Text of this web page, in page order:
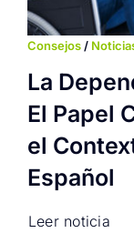
Consejos/
La
El Papel
el
Español
Leer noticia